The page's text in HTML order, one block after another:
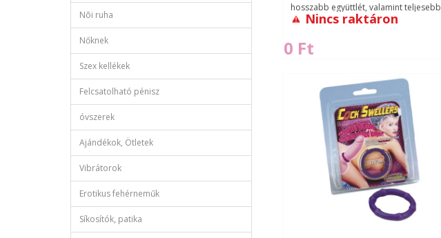
Nõi ruha
Nőknek
Szex kellékek
Felcsatolható pénisz
óvszerek
Ajándékok, Ötletek
Vibrátorok
Erotikus fehérneműk
Síkosítók, patika
hosszabb együttlét, valamint teljesebb
szex. Különösen szeretnénk felh..
Nincs raktáron
0 Ft